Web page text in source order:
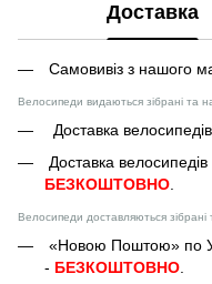
Доставка
Самовивіз з нашого
Велосипеди видаються зібрані та
Доставка
Доставка
БЕЗКОШТОВНО
Велосипеди доставляються зібрані
«Новою Поштою» по
- БЕЗКОШТОВНО